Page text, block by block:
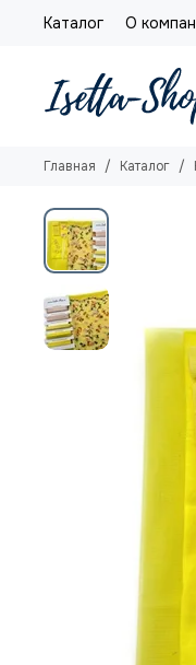
Каталог О
Главная Каталог